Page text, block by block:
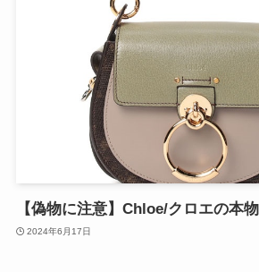
【偽物に注意】Chloe/クロエの本
2024年6月17日